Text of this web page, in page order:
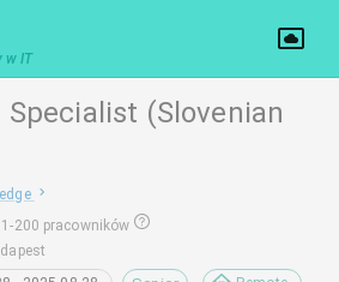
w IT
Specialist (Slovenian
1-200 pracowników